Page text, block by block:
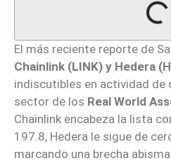
El más reciente reporte de
Chainlink (LINK) y Hedera
indiscutibles en actividad de
sector de los Real World
Chainlink encabeza la lista
197.8, Hedera le sigue de
marcando una brecha